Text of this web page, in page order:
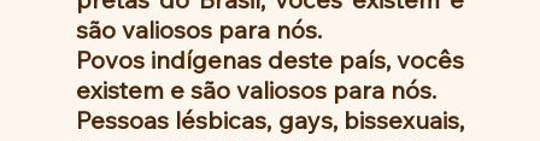
são valiosos para nós.
Povos indígenas deste país, vocês
existem e são valiosos para nós.
Pessoas lésbicas, gays, bissexuais,